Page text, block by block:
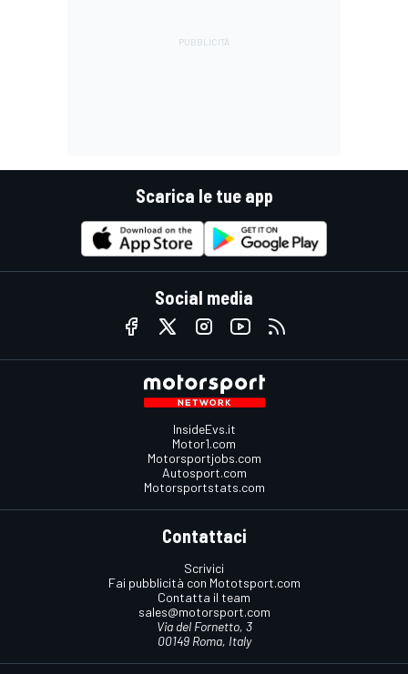
Scarica le tue app
Social media
InsideEvs.it
Motor1.com
Motorsportjobs.com
Autosport.com
Motorsportstats.com
Contattaci
Scrivici
Fai pubblicità con Mototsport.com
Contatta il team
sales@motorsport.com
Via del Fornetto, 3
00149 Roma, Italy